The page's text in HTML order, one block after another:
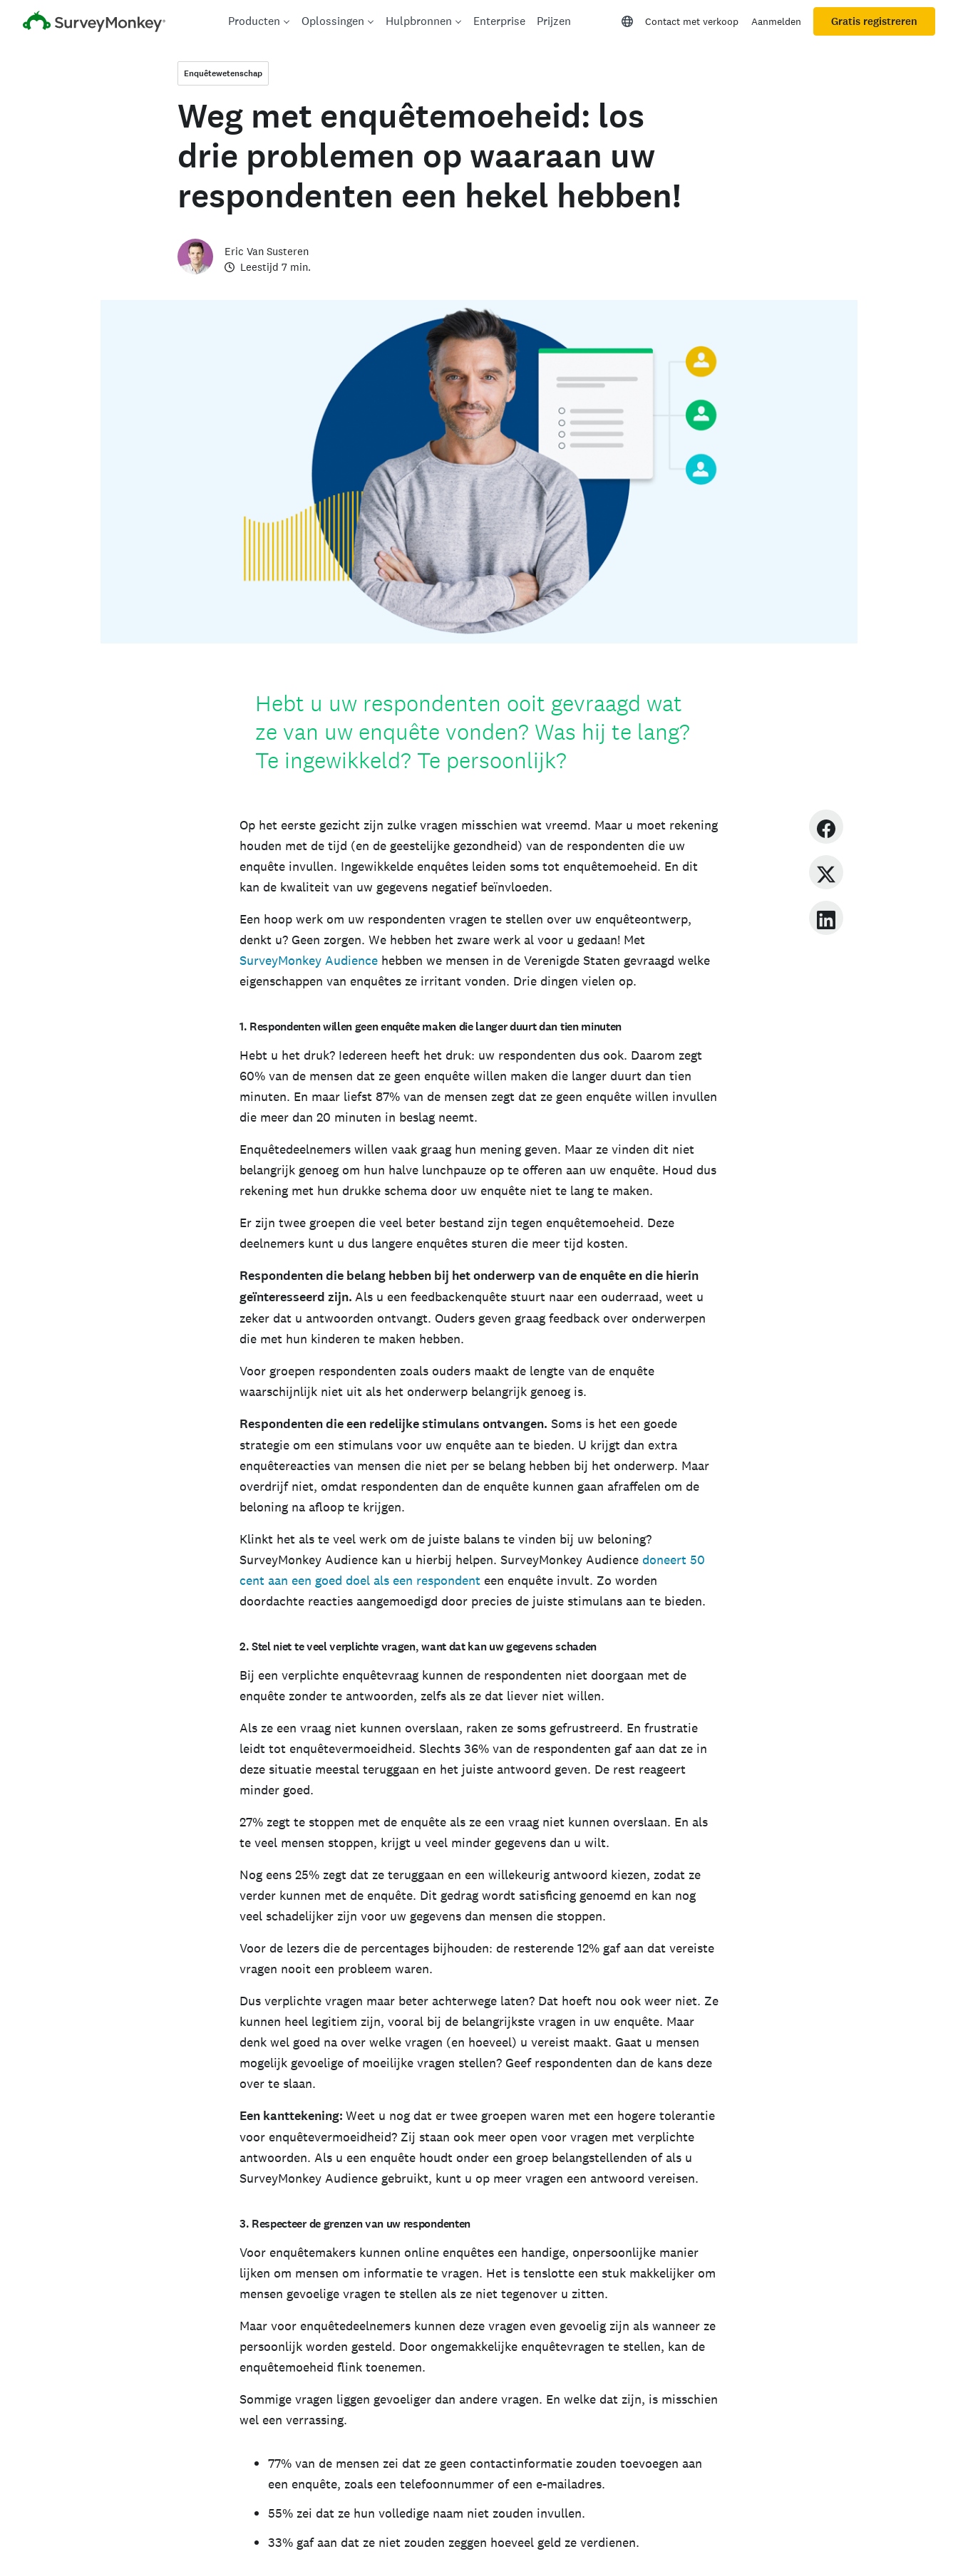
Producten Oplossingen Hulpbronnen Enterprise Prijzen Contact met verkoop Aanmelden Gratis registreren
Enquêtewetenschap
Weg met enquêtemoeheid: los
drie problemen op waaraan uw
respondenten een hekel hebben!
Eric Van Susteren
Leestijd 7 min.
Hebt u uw respondenten ooit gevraagd wat
ze van uw enquête vonden? Was hij te lang?
Te ingewikkeld? Te persoonlijk?
Op het eerste gezicht zijn zulke vragen misschien wat vreemd. Maar u moet rekening
houden met de tijd (en de geestelijke gezondheid) van de respondenten die uw
enquête invullen. Ingewikkelde enquêtes leiden soms tot enquêtemoeheid. En dit
kan de kwaliteit van uw gegevens negatief beïnvloeden.
Een hoop werk om uw respondenten vragen te stellen over uw enquêteontwerp,
denkt u? Geen zorgen. We hebben het zware werk al voor u gedaan! Met
SurveyMonkey Audience hebben we mensen in de Verenigde Staten gevraagd welke
eigenschappen van enquêtes ze irritant vonden. Drie dingen vielen op.
1. Respondenten willen geen enquête maken die langer duurt dan tien minuten
Hebt u het druk? Iedereen heeft het druk: uw respondenten dus ook. Daarom zegt
60% van de mensen dat ze geen enquête willen maken die langer duurt dan tien
minuten. En maar liefst 87% van de mensen zegt dat ze geen enquête willen invullen
die meer dan 20 minuten in beslag neemt.
Enquêtedeelnemers willen vaak graag hun mening geven. Maar ze vinden dit niet
belangrijk genoeg om hun halve lunchpauze op te offeren aan uw enquête. Houd dus
rekening met hun drukke schema door uw enquête niet te lang te maken.
Er zijn twee groepen die veel beter bestand zijn tegen enquêtemoeheid. Deze
deelnemers kunt u dus langere enquêtes sturen die meer tijd kosten.
Respondenten die belang hebben bij het onderwerp van de enquête en die hierin
geïnteresseerd zijn. Als u een feedbackenquête stuurt naar een ouderraad, weet u
zeker dat u antwoorden ontvangt. Ouders geven graag feedback over onderwerpen
die met hun kinderen te maken hebben.
Voor groepen respondenten zoals ouders maakt de lengte van de enquête
waarschijnlijk niet uit als het onderwerp belangrijk genoeg is.
Respondenten die een redelijke stimulans ontvangen. Soms is het een goede
strategie om een stimulans voor uw enquête aan te bieden. U krijgt dan extra
enquêtereacties van mensen die niet per se belang hebben bij het onderwerp. Maar
overdrijf niet, omdat respondenten dan de enquête kunnen gaan afraffelen om de
beloning na afloop te krijgen.
Klinkt het als te veel werk om de juiste balans te vinden bij uw beloning?
SurveyMonkey Audience kan u hierbij helpen. SurveyMonkey Audience doneert 50
cent aan een goed doel als een respondent een enquête invult. Zo worden
doordachte reacties aangemoedigd door precies de juiste stimulans aan te bieden.
2. Stel niet te veel verplichte vragen, want dat kan uw gegevens schaden
Bij een verplichte enquêtevraag kunnen de respondenten niet doorgaan met de
enquête zonder te antwoorden, zelfs als ze dat liever niet willen.
Als ze een vraag niet kunnen overslaan, raken ze soms gefrustreerd. En frustratie
leidt tot enquêtevermoeidheid. Slechts 36% van de respondenten gaf aan dat ze in
deze situatie meestal teruggaan en het juiste antwoord geven. De rest reageert
minder goed.
27% zegt te stoppen met de enquête als ze een vraag niet kunnen overslaan. En als
te veel mensen stoppen, krijgt u veel minder gegevens dan u wilt.
Nog eens 25% zegt dat ze teruggaan en een willekeurig antwoord kiezen, zodat ze
verder kunnen met de enquête. Dit gedrag wordt satisficing genoemd en kan nog
veel schadelijker zijn voor uw gegevens dan mensen die stoppen.
Voor de lezers die de percentages bijhouden: de resterende 12% gaf aan dat vereiste
vragen nooit een probleem waren.
Dus verplichte vragen maar beter achterwege laten? Dat hoeft nou ook weer niet. Ze
kunnen heel legitiem zijn, vooral bij de belangrijkste vragen in uw enquête. Maar
denk wel goed na over welke vragen (en hoeveel) u vereist maakt. Gaat u mensen
mogelijk gevoelige of moeilijke vragen stellen? Geef respondenten dan de kans deze
over te slaan.
Een kanttekening: Weet u nog dat er twee groepen waren met een hogere tolerantie
voor enquêtevermoeidheid? Zij staan ook meer open voor vragen met verplichte
antwoorden. Als u een enquête houdt onder een groep belangstellenden of als u
SurveyMonkey Audience gebruikt, kunt u op meer vragen een antwoord vereisen.
3. Respecteer de grenzen van uw respondenten
Voor enquêtemakers kunnen online enquêtes een handige, onpersoonlijke manier
lijken om mensen om informatie te vragen. Het is tenslotte een stuk makkelijker om
mensen gevoelige vragen te stellen als ze niet tegenover u zitten.
Maar voor enquêtedeelnemers kunnen deze vragen even gevoelig zijn als wanneer ze
persoonlijk worden gesteld. Door ongemakkelijke enquêtevragen te stellen, kan de
enquêtemoeheid flink toenemen.
Sommige vragen liggen gevoeliger dan andere vragen. En welke dat zijn, is misschien
wel een verrassing.
77% van de mensen zei dat ze geen contactinformatie zouden toevoegen aan
een enquête, zoals een telefoonnummer of een e-mailadres.
55% zei dat ze hun volledige naam niet zouden invullen.
33% gaf aan dat ze niet zouden zeggen hoeveel geld ze verdienen.